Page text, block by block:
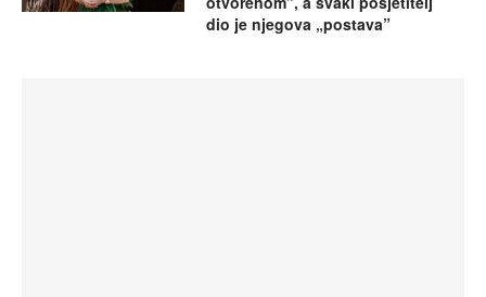
dio je njegova „postava”